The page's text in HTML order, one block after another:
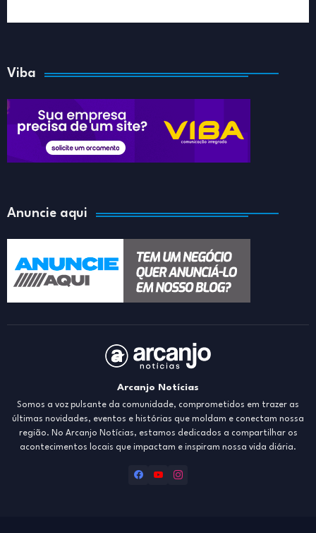
Viba
Anuncie aqui
Arcanjo Notícias
Somos a voz pulsante da comunidade, comprometidos em trazer as
últimas novidades, eventos e histórias que moldam e conectam nossa
região. No Arcanjo Notícias, estamos dedicados a compartilhar os
acontecimentos locais que impactam e inspiram nossa vida diária.